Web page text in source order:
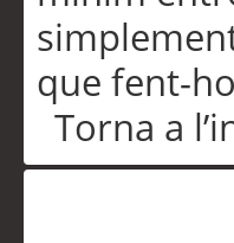
que fent-
Torna a